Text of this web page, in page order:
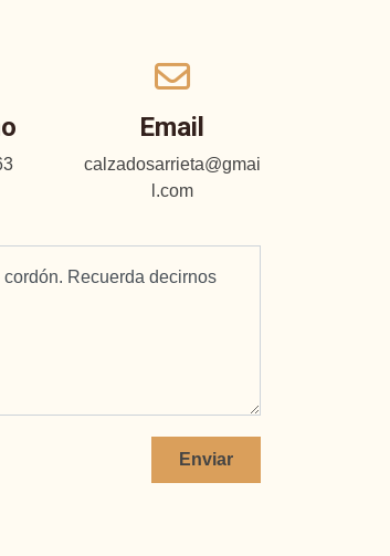
Email
calzadosarrieta@gmai
l.com
Enviar